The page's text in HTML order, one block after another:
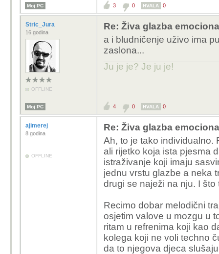
Moj PC 3 0 HVALA 0
Stric_Jura
16 godina
OFFLINE
Re: Živa glazba
a i bludničenje uživo ima
zaslona...
Ju je je? Je ju je!
Moj PC 4 0 HVALA 0
ajimerej
8 godina
OFFLINE
Re: Živa glazba
Ah, to je tako individualno.
ali rijetko koja ista pjesma
istraživanje koji imaju
jednu vrstu glazbe a neka
drugi se naježi na nju. I što
Recimo dobar melodični
osjetim valove u mozgu u
ritam u refrenima koji kao
kolega koji ne voli techno
da to njegova djeca